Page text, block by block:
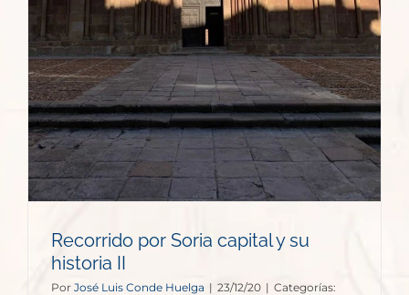
Recorrido por Soria capital y su
historia II
Por José Luis Conde Huelga | 23/12/20 | Categorías: